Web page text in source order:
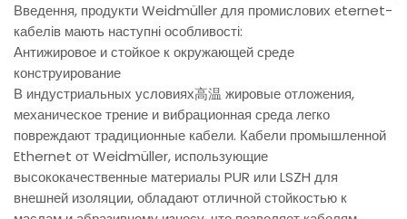
Введення, продукти Weidmüller для промислових еternet-
кабелів мають наступні особливості:
Антижировое и стойкое к окружающей среде
конструирование
В индустриальных условиях高温 жировые отложения,
механическое трение и вибрационная среда легко
повреждают традиционные кабели. Кабели промышленной
Ethernet от Weidmüller, использующие
высококачественные материалы PUR или LSZH для
внешней изоляции, обладают отличной стойкостью к